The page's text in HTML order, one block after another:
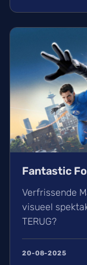
Fantastic
Verfrissende
visueel
TERUG?
20-08-2025